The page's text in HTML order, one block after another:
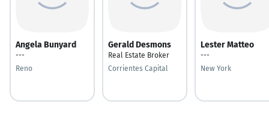
Angela Bunyard
---
Reno
Gerald Desmons
Real Estate Broker
Corrientes Capital
Lester Matteo
---
New York